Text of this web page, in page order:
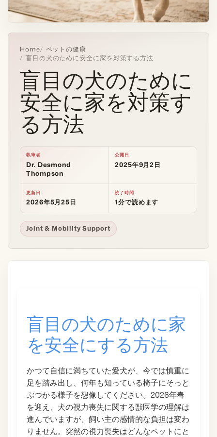
Home
ペットの健康
盲目の犬のために安全に家を対策する方法
盲目の犬のために
安全に家を対策す
る方法
執筆者
Dr. Desmond
Thompson
公開日
2025年9月2日
更新日
2026年5月25日
読了時間
1分で読めます
Joint & Mobility Support
盲目の犬のために家
を安全にする方法
かつて自信に満ちていた愛犬が、今では慎重に
足を踏み出し、何年も知っている椅子にそっと
ぶつかる様子を想像してください。2026年春
を迎え、犬の視力喪失に関する獣医学の理解は
進んでいますが、飼い主の感情的な負担は変わ
りません。突然の視力喪失はどんなペットにと